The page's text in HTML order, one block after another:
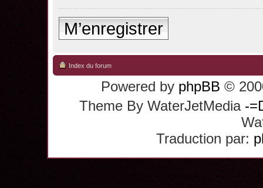
M’enregistrer
Index du forum
Powered by phpBB ©
Theme By WaterJetMedia -
Traduction par: